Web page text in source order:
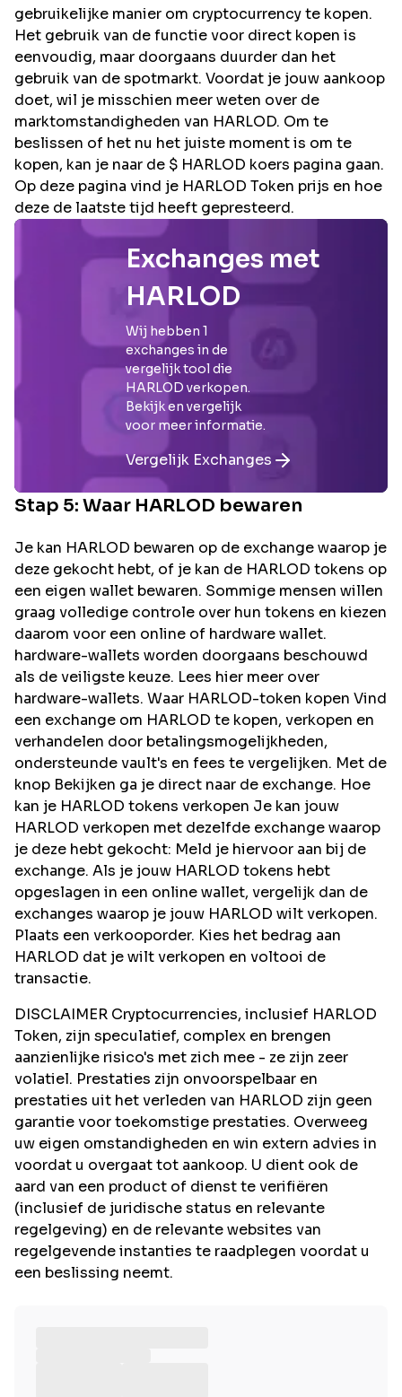
gebruikelijke manier om cryptocurrency te kopen.
Het gebruik van de functie voor direct kopen is
eenvoudig, maar doorgaans duurder dan het
gebruik van de spotmarkt. Voordat je jouw aankoop
doet, wil je misschien meer weten over de
marktomstandigheden van HARLOD. Om te
beslissen of het nu het juiste moment is om te
kopen, kan je naar de $ HARLOD koers pagina gaan.
Op deze pagina vind je HARLOD Token prijs en hoe
deze de laatste tijd heeft gepresteerd.
Exchanges met
HARLOD
Wij hebben 1
exchanges in de
vergelijk tool die
HARLOD verkopen.
Bekijk en vergelijk
voor meer informatie.
Vergelijk Exchanges
Stap 5: Waar HARLOD bewaren
Je kan HARLOD bewaren op de exchange waarop je
deze gekocht hebt, of je kan de HARLOD tokens op
een eigen wallet bewaren. Sommige mensen willen
graag volledige controle over hun tokens en kiezen
daarom voor een online of hardware wallet.
hardware-wallets worden doorgaans beschouwd
als de veiligste keuze. Lees hier meer over
hardware-wallets. Waar HARLOD-token kopen Vind
een exchange om HARLOD te kopen, verkopen en
verhandelen door betalingsmogelijkheden,
ondersteunde vault's en fees te vergelijken. Met de
knop Bekijken ga je direct naar de exchange. Hoe
kan je HARLOD tokens verkopen Je kan jouw
HARLOD verkopen met dezelfde exchange waarop
je deze hebt gekocht: Meld je hiervoor aan bij de
exchange. Als je jouw HARLOD tokens hebt
opgeslagen in een online wallet, vergelijk dan de
exchanges waarop je jouw HARLOD wilt verkopen.
Plaats een verkooporder. Kies het bedrag aan
HARLOD dat je wilt verkopen en voltooi de
transactie.
DISCLAIMER Cryptocurrencies, inclusief HARLOD
Token, zijn speculatief, complex en brengen
aanzienlijke risico's met zich mee - ze zijn zeer
volatiel. Prestaties zijn onvoorspelbaar en
prestaties uit het verleden van HARLOD zijn geen
garantie voor toekomstige prestaties. Overweeg
uw eigen omstandigheden en win extern advies in
voordat u overgaat tot aankoop. U dient ook de
aard van een product of dienst te verifiëren
(inclusief de juridische status en relevante
regelgeving) en de relevante websites van
regelgevende instanties te raadplegen voordat u
een beslissing neemt.